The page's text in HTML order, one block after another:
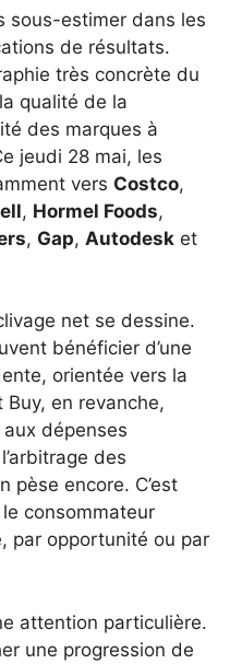
sous-estimer dans les
de résultats.
très concrète du
qualité de la
des marques à
jeudi 28 mai, les
vers Costco,
, Hormel Foods,
, Gap, Autodesk et
net se dessine.
bénéficier d’une
orientée vers la
Buy, en revanche,
dépenses
des
pèse encore. C’est
consommateur
par opportunité ou par
attention particulière.
une progression de